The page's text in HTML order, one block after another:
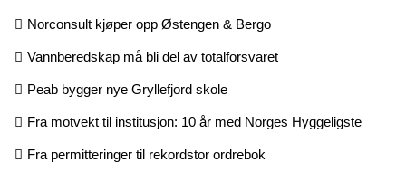
Norconsult kjøper opp Østengen & Bergo
Vannberedskap må bli del av totalforsvaret
Peab bygger nye Gryllefjord skole
Fra motvekt til institusjon: 10 år med Norges Hyggeligste
Fra permitteringer til rekordstor ordrebok